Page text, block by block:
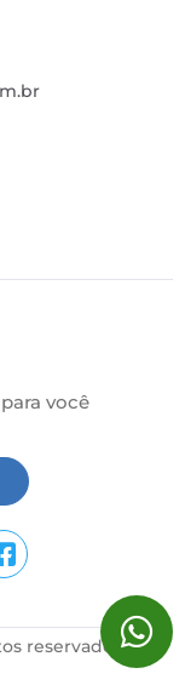
você
reservados